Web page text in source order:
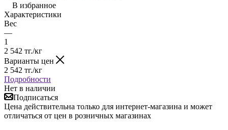
В избранное
Характеристики
Вес
—
1
2 542 тг./кг
Варианты цен
2 542 тг./кг
Подробности
Нет в наличии
Подписаться
Цена действительна только для интернет-магазина и может
отличаться от цен в розничных магазинах